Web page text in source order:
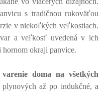
s tradičnou rukoväťou
v niekoľkých veľkostiach.
a veľkosť uvedená v ich
hornom okraji panvice.
varenie doma na všetkých
až po indukčné, a